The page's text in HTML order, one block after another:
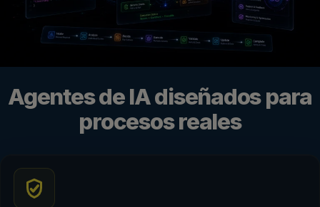
Agentes de IA diseñados para
procesos reales